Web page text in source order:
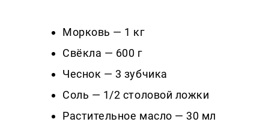
Морковь — 1 кг
Свёкла — 600 г
Чеснок — 3 зубчика
Соль — 1/2 столовой ложки
Растительное масло — 30 мл